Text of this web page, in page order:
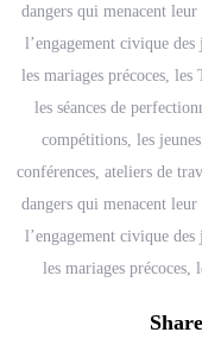
dangers qui menacent
l’engagement civique des
les mariages précoces,
les séances de
compétitions, les
conférences, ateliers de
dangers qui menacent
l’engagement civique des
les mariages précoces,